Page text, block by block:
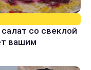
со свеклой
вашим